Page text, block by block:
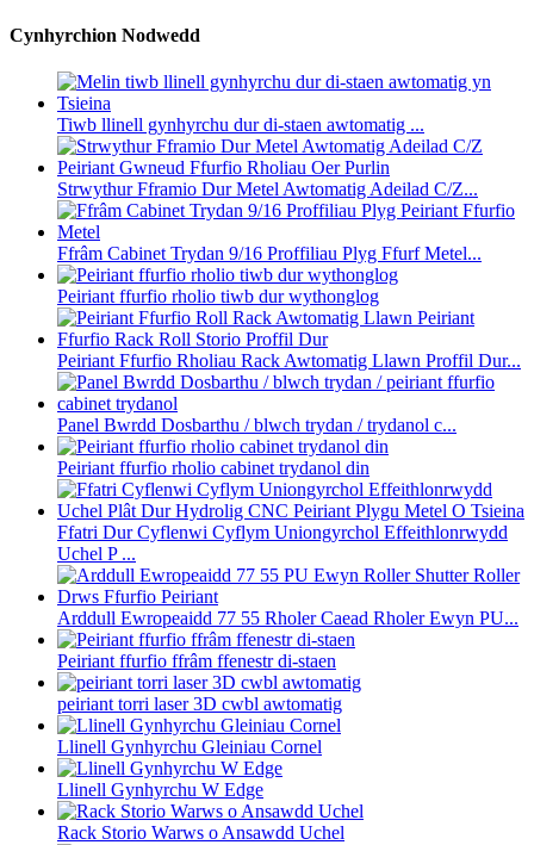
Cynhyrchion Nodwedd
Tiwb llinell gynhyrchu dur di-staen awtomatig ...
Strwythur Fframio Dur Metel Awtomatig Adeilad C/Z...
Ffrâm Cabinet Trydan 9/16 Proffiliau Plyg Ffurf Metel...
Peiriant ffurfio rholio tiwb dur wythonglog
Peiriant Ffurfio Rholiau Rack Awtomatig Llawn Proffil Dur...
Panel Bwrdd Dosbarthu / blwch trydan / trydanol c...
Peiriant ffurfio rholio cabinet trydanol din
Ffatri Dur Cyflenwi Cyflym Uniongyrchol Effeithlonrwydd
Uchel P ...
Arddull Ewropeaidd 77 55 Rholer Caead Rholer Ewyn PU...
Peiriant ffurfio ffrâm ffenestr di-staen
peiriant torri laser 3D cwbl awtomatig
Llinell Gynhyrchu Gleiniau Cornel
Llinell Gynhyrchu W Edge
Rack Storio Warws o Ansawdd Uchel